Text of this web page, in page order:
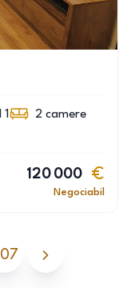
2 camere
120 000
Negociabil